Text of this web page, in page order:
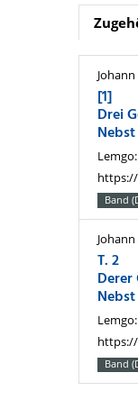
[1]
Drei
Band
T. 2
Band